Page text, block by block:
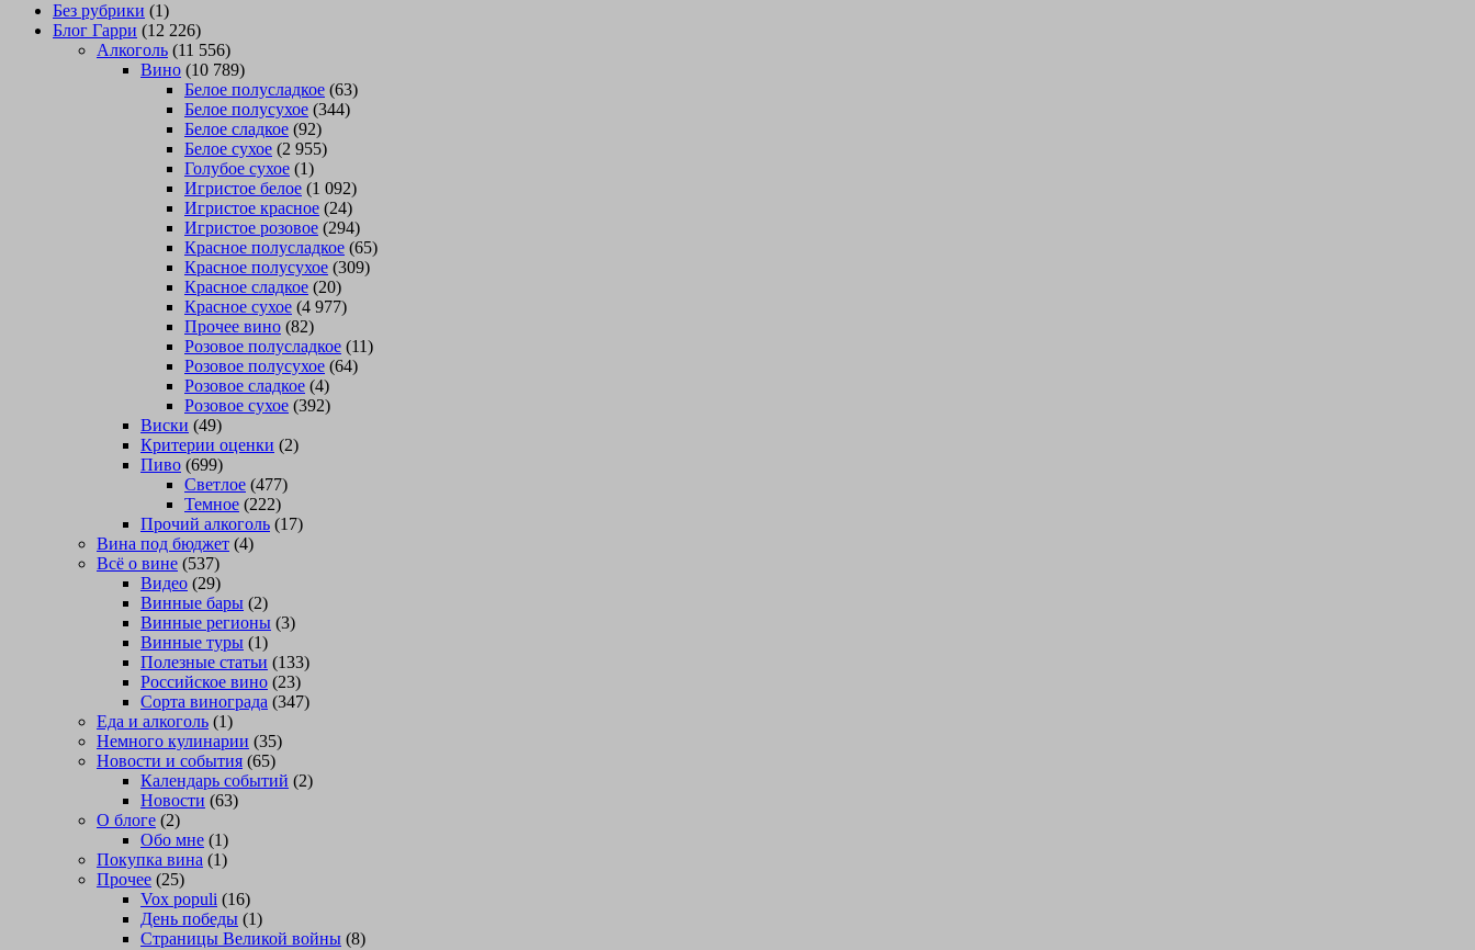
Без рубрики (1)
Блог Гарри (12 226)
Алкоголь (11 556)
Вино (10 789)
Белое полусладкое (63)
Белое полусухое (344)
Белое сладкое (92)
Белое сухое (2 955)
Голубое сухое (1)
Игристое белое (1 092)
Игристое красное (24)
Игристое розовое (294)
Красное полусладкое (65)
Красное полусухое (309)
Красное сладкое (20)
Красное сухое (4 977)
Прочее вино (82)
Розовое полусладкое (11)
Розовое полусухое (64)
Розовое сладкое (4)
Розовое сухое (392)
Виски (49)
Критерии оценки (2)
Пиво (699)
Светлое (477)
Темное (222)
Прочий алкоголь (17)
Вина под бюджет (4)
Всё о вине (537)
Видео (29)
Винные бары (2)
Винные регионы (3)
Винные туры (1)
Полезные статьи (133)
Российское вино (23)
Сорта винограда (347)
Еда и алкоголь (1)
Немного кулинарии (35)
Новости и события (65)
Календарь событий (2)
Новости (63)
О блоге (2)
Обо мне (1)
Покупка вина (1)
Прочее (25)
Vox populi (16)
День победы (1)
Страницы Великой войны (8)